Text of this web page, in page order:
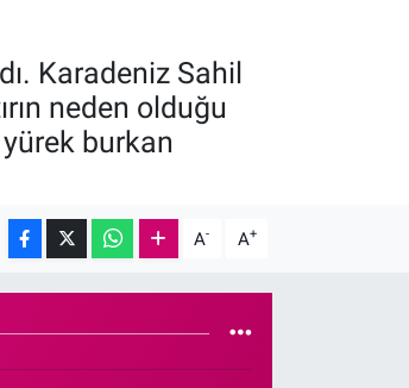
Karadeniz Sahil
neden olduğu
burkan
A- A+